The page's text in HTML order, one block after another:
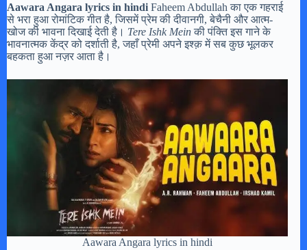
Aawara Angara lyrics in hindi Faheem Abdullah का एक गहराई
से भरा हुआ रोमांटिक गीत है, जिसमें प्रेम की दीवानगी, बेचैनी और आत्म-
खोज की भावना दिखाई देती है। Tere Ishk Meinकी पंक्ति इस गाने के
भावनात्मक केंद्र को दर्शाती है, जहाँ प्रेमी अपने इश्क़ में सब कुछ भूलकर
बहकता हुआ नज़र आता है।
Aawara Angara lyrics in hindi